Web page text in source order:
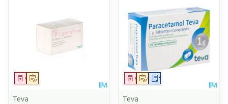
Op voorschrift
Geneesmiddel
Teva
Op voorschrift
GeneesmiddelSchriftelijke aanvraag
Teva